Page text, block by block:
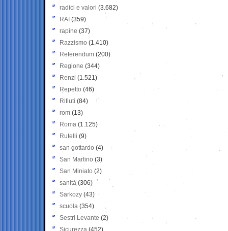
radici e valori (3.682)
RAI (359)
rapine (37)
Razzismo (1.410)
Referendum (200)
Regione (344)
Renzi (1.521)
Repetto (46)
Rifiuti (84)
rom (13)
Roma (1.125)
Rutelli (9)
san gottardo (4)
San Martino (3)
San Miniato (2)
sanità (306)
Sarkozy (43)
scuola (354)
Sestri Levante (2)
Sicurezza (452)